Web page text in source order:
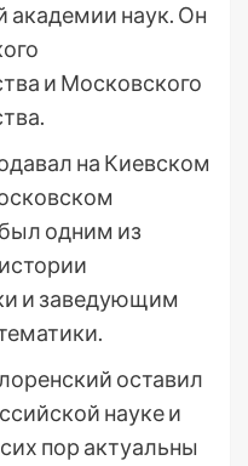
академии наук. Он
и Московского
на Киевском
одним из
и заведующим
оставил
науке и
пор актуальны